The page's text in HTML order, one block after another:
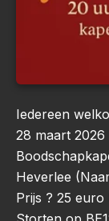
Iedereen
28 maart 2026
Heverlee
Prijs ? 25